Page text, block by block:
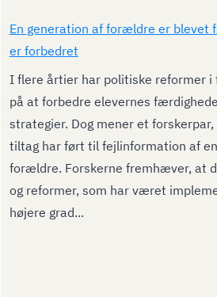
En generation af forældre er blevet
er forbedret
I flere årtier har politiske reformer i
på at forbedre elevernes
strategier. Dog mener et
tiltag har ført til fejlinformation af
forældre. Forskerne fremhæver, at
og reformer, som har været
højere grad...